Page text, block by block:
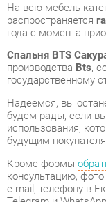
государственному
Надеемся, вы
использования,
будущим
Кроме формы
консультацию, фото
e-mail, телефону в
Telegram и WhatsApp.
Готовые комплекты
нашем шоу-руме и
самостоятельно
г. Екатеринбург.
смотрите на